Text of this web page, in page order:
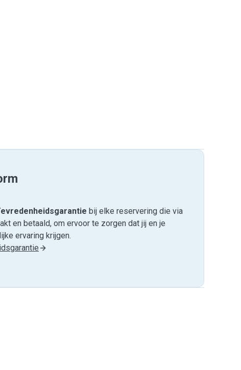
bij elke reservering die via
en betaald, om ervoor te zorgen dat jij en je
ervaring krijgen.